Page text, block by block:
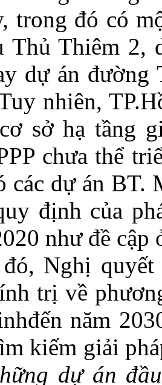
trong đó có
Thủ Thiêm 2,
dự án
nhiên,
sở hạ tầng
chưa thể
các dự án BT.
định của
như đề cập
Nghị quyết
trị về
năm
kiếm giải
dự án